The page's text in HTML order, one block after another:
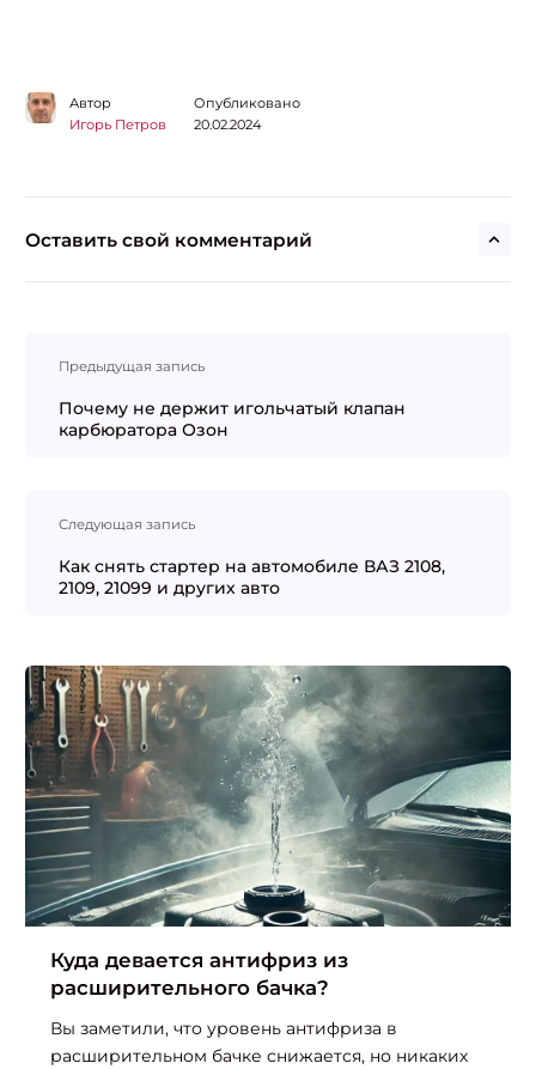
Автор
Игорь Петров
Опубликовано
20.02.2024
Оставить свой комментарий
записям
Предыдущая запись
Почему не держит игольчатый клапан
карбюратора Озон
Следующая запись
Как снять стартер на автомобиле ВАЗ 2108,
2109, 21099 и других авто
Куда девается антифриз из
расширительного бачка?
Вы заметили, что уровень антифриза в
расширительном бачке снижается, но никаких